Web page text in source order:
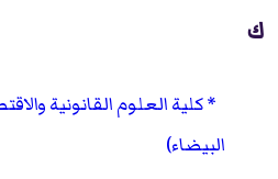
ك
كلية العلوم القانونية
البيضاء)